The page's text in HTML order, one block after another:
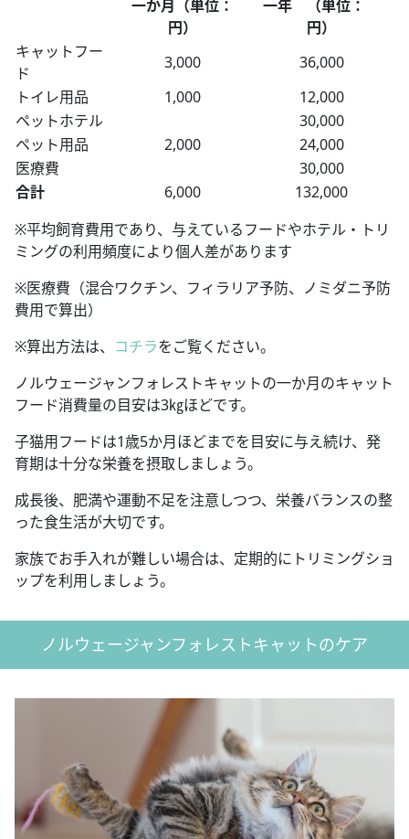
一か月（単位：
円）
一年 （単位：
円）
キャットフー
ド
3,000
36,000
トイレ用品
1,000
12,000
ペットホテル
30,000
ペット用品
2,000
24,000
医療費
30,000
合計
6,000
132,000
※平均飼育費用であり、与えているフードやホテル・トリ
ミングの利用頻度により個人差があります
※医療費（混合ワクチン、フィラリア予防、ノミダニ予防
費用で算出）
※算出方法は、 コチラをご覧ください。
ノルウェージャンフォレストキャットの一か月のキャット
フード消費量の目安は3㎏ほどです。
子猫用フードは1歳5か月ほどまでを目安に与え続け、発
育期は十分な栄養を摂取しましょう。
成長後、肥満や運動不足を注意しつつ、栄養バランスの整
った食生活が大切です。
家族でお手入れが難しい場合は、定期的にトリミングショ
ップを利用しましょう。
ノルウェージャンフォレストキャットのケア